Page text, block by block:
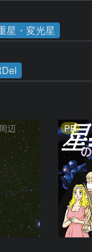
星・変光星
辺 PR